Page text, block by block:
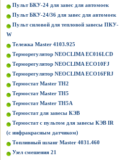
Пульт БКУ-24 для завес для автомоек
Пульт БКУ-24/36 для завес для автомоек
Пульт силовой для тепловой завесы ПКУ-
W
Тележка Master 4103.925
Терморегулятор NEOCLIMA EC016LCD
Терморегулятор NEOCLIMA ECO10FJ
Терморегулятор NEOCLIMA ECO16FRJ
Термостат Master ТН2
Термостат Master ТН5
Термостат Master ТН5А
Термостат для завесы КЭВ
Термостат с пультом для завесы КЭВ IR
(с инфракрасным датчиком)
Топливный шланг Master 4031.460
Узел смешения 21